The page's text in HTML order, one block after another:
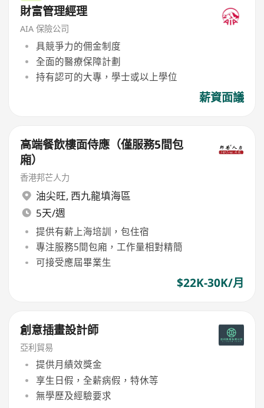
財富管理經理
AIA 保險公司
具競爭力的佣金制度
全面的醫療保障計劃
持有認可的大專，學士或以上學位
薪資面議
高端餐飲樓面侍應（僅服務5間包
廂）
香港邦芒人力
油尖旺, 西九龍填海區
5天/週
提供有薪上海培訓，包住宿
專注服務5間包廂，工作量相對精簡
可接受應屆畢業生
$22K-30K/月
創意插畫設計師
亞利貿易
提供月績效獎金
享生日假，全薪病假，特休等
無學歷及經驗要求